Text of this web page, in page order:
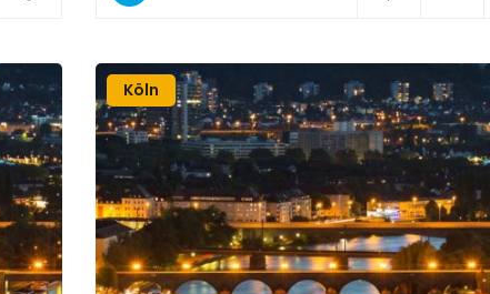
Köln